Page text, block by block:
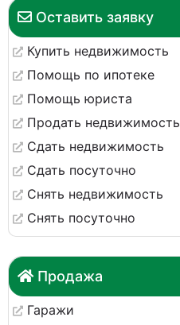
Оставить заявку
Купить недвижимость
Помощь по ипотеке
Помощь юриста
Продать недвижимость
Сдать недвижимость
Сдать посуточно
Снять недвижимость
Снять посуточно
Продажа
Гаражи